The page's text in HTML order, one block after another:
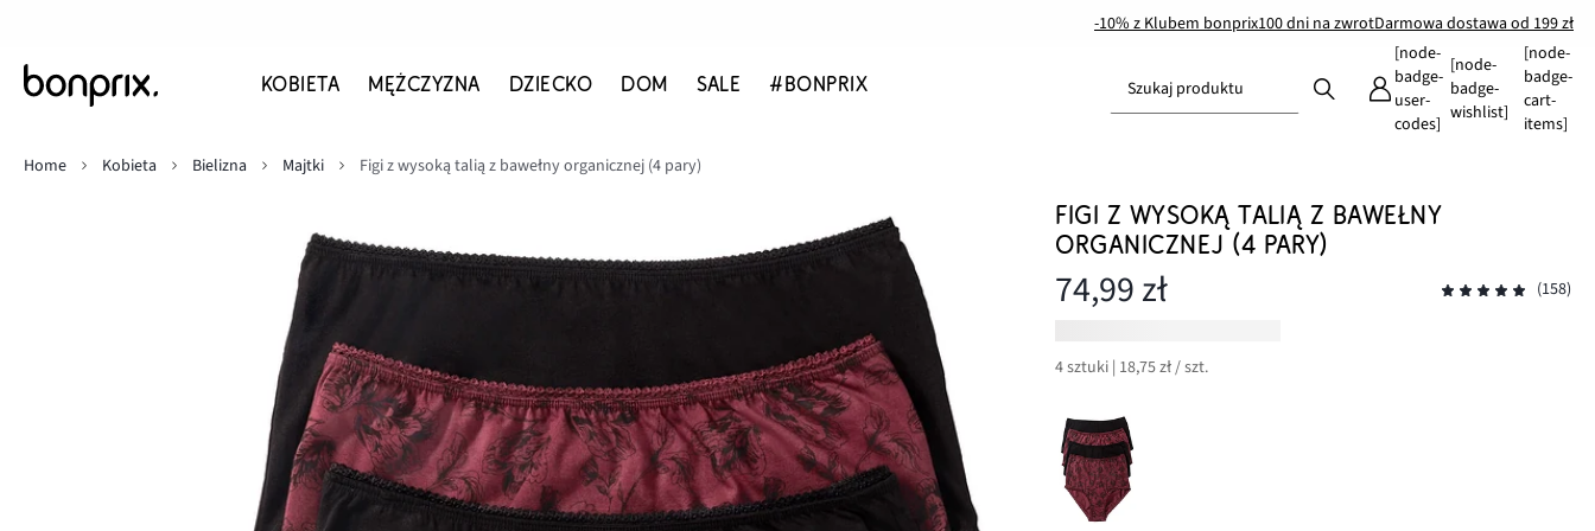
-10% z Klubem bonprix100 dni na zwrotDarmowa dostawa od 199 zł
KOBIETA MĘŻCZYZNA DZIECKO DOM SALE #BONPRIX Szukaj produktu
[node-
badge-
user-
codes]
[node-
badge-
wishlist]
[node-
badge-
cart-
items]
Home
Kobieta Bielizna Majtki Figi z wysoką talią z bawełny organicznej (4 pary)
FIGI Z WYSOKĄ TALIĄ Z BAWEŁNY
ORGANICZNEJ (4 PARY)
74,99 zł (158)
4 sztuki | 18,75 zł / szt.